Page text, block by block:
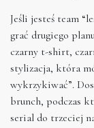
Jeśli jesteś team
grać drugiego
czarny t-shirt,
stylizacja, która
wykrzykiwać”.
brunch, podczas
serial do trzeciej